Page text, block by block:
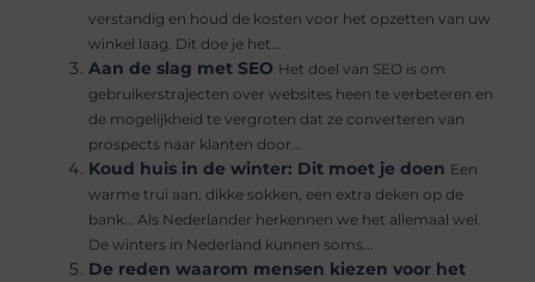
verstandig en houd de kosten voor het opzetten van uw
winkel laag. Dit doe je het...
Aan de slag met SEO Het doel van SEO is om
gebruikerstrajecten over websites heen te verbeteren en
de mogelijkheid te vergroten dat ze converteren van
prospects naar klanten door...
Koud huis in de winter: Dit moet je doen Een
warme trui aan, dikke sokken, een extra deken op de
bank… Als Nederlander herkennen we het allemaal wel.
De winters in Nederland kunnen soms...
De reden waarom mensen kiezen voor het